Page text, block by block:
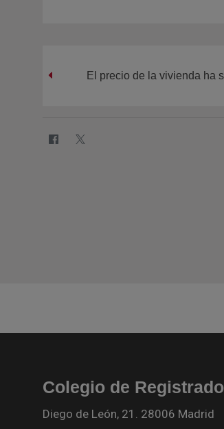
El precio de la vivienda ha
Colegio de
Diego de León, 21. 28006 Madrid